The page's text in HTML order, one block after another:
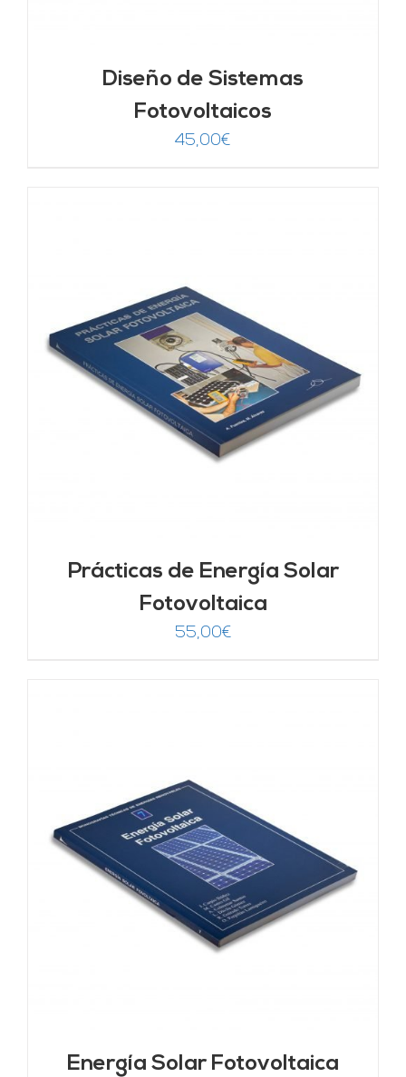
Diseño de Sistemas
Fotovoltaicos
45,00€
Prácticas de Energía Solar
Fotovoltaica
55,00€
Energía Solar Fotovoltaica